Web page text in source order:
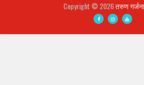
Copyright © 2026तरुण